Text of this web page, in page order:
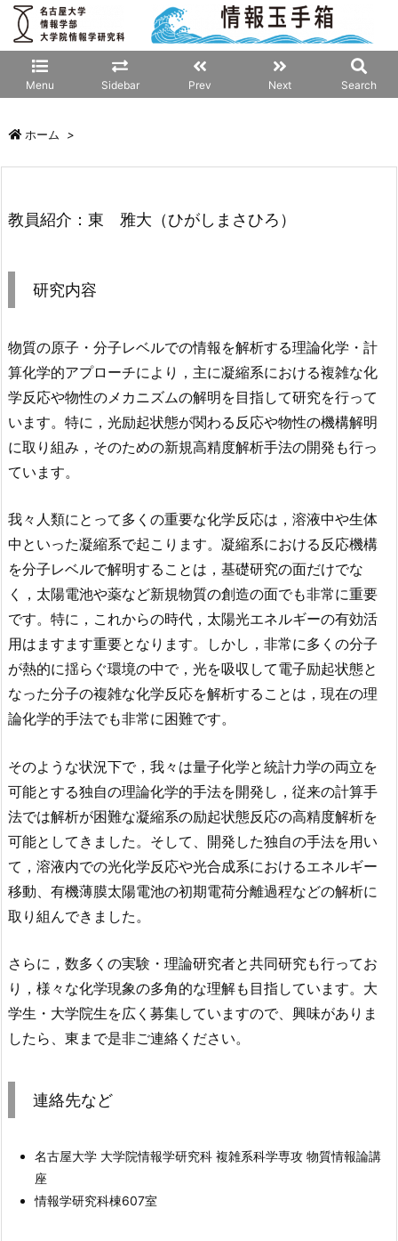
Menu Sidebar Prev Next Search
ホーム >
教員紹介：東 雅大（ひがしまさひろ）
研究内容
物質の原子・分子レベルでの情報を解析する理論化学・計
算化学的アプローチにより，主に凝縮系における複雑な化
学反応や物性のメカニズムの解明を目指して研究を行って
います。特に，光励起状態が関わる反応や物性の機構解明
に取り組み，そのための新規高精度解析手法の開発も行っ
ています。
我々人類にとって多くの重要な化学反応は，溶液中や生体
中といった凝縮系で起こります。凝縮系における反応機構
を分子レベルで解明することは，基礎研究の面だけでな
く，太陽電池や薬など新規物質の創造の面でも非常に重要
です。特に，これからの時代，太陽光エネルギーの有効活
用はますます重要となります。しかし，非常に多くの分子
が熱的に揺らぐ環境の中で，光を吸収して電子励起状態と
なった分子の複雑な化学反応を解析することは，現在の理
論化学的手法でも非常に困難です。
そのような状況下で，我々は量子化学と統計力学の両立を
可能とする独自の理論化学的手法を開発し，従来の計算手
法では解析が困難な凝縮系の励起状態反応の高精度解析を
可能としてきました。そして、開発した独自の手法を用い
て，溶液内での光化学反応や光合成系におけるエネルギー
移動、有機薄膜太陽電池の初期電荷分離過程などの解析に
取り組んできました。
さらに，数多くの実験・理論研究者と共同研究も行ってお
り，様々な化学現象の多角的な理解も目指しています。大
学生・大学院生を広く募集していますので、興味がありま
したら、東まで是非ご連絡ください。
連絡先など
名古屋大学 大学院情報学研究科 複雑系科学専攻 物質情報論講
座
情報学研究科棟607室